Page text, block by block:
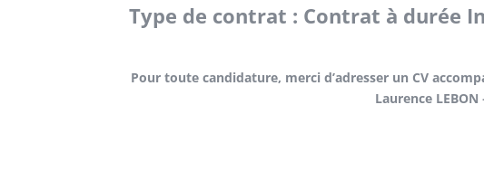
Type de contrat : Contrat à durée
Pour toute candidature, merci d’adresser un CV
Laurence LEBON